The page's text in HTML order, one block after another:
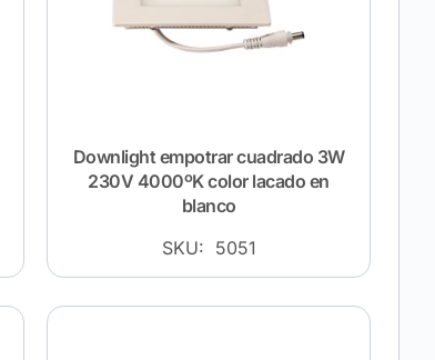
Downlight empotrar cuadrado 3W
230V 4000ºK color lacado en
blanco
SKU: 5051